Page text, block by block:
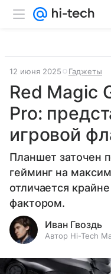
12 июня 2025 Гаджеты
Red Magic
Pro:
игровой
Планшет заточен
гейминг на
отличается
фактором.
Иван Гвоздь
Автор Hi-Tech